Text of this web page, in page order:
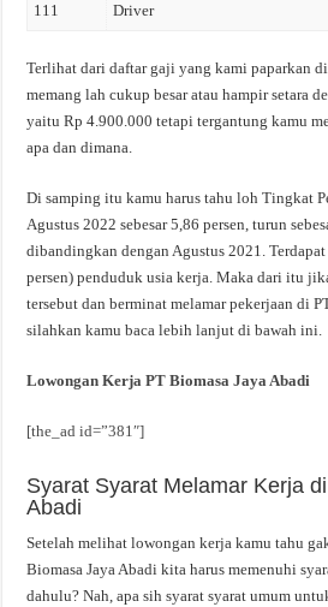
111 Driver
Terlihat dari daftar gaji yang kami paparkan
memang lah cukup besar atau hampir setara
yaitu Rp 4.900.000 tetapi tergantung kamu
apa dan dimana.
Di samping itu kamu harus tahu loh Tingkat
Agustus 2022 sebesar 5,86 persen, turun
dibandingkan dengan Agustus 2021.
persen) penduduk usia kerja. Maka dari itu
tersebut dan berminat melamar pekerjaan di
silahkan kamu baca lebih lanjut di bawah ini.
Lowongan Kerja PT Biomasa Jaya Abadi
[the_ad id=”381″]
Syarat Syarat Melamar Kerja
Abadi
Setelah melihat lowongan kerja kamu tahu
Biomasa Jaya Abadi kita harus memenuhi
dahulu? Nah, apa sih syarat syarat umum